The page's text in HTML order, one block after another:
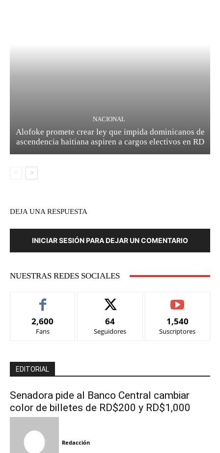
NACIONAL
Alofoke promete crear ley que impida dominicanos de
ascendencia haitiana aspiren a cargos electivos en RD
DEJA UNA RESPUESTA
INICIAR SESIÓN PARA DEJAR UN COMENTARIO
NUESTRAS REDES SOCIALES
2,600
Fans
64
Seguidores
1,540
Suscriptores
EDITORIAL
Senadora pide al Banco Central cambiar
color de billetes de RD$200 y RD$1,000
Redacción